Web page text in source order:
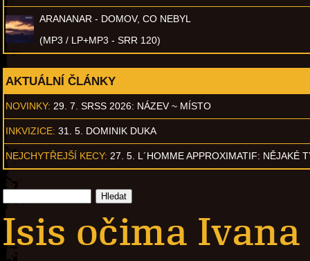
ARANANAR - DOMOV, CO NEBYL
(MP3 / LP+MP3 - SRR 120)
AKTUÁLNÍ ČLÁNKY
NOVINKY: 29. 7. SRSS 2026: NÁZEV ~ MÍSTO
INKVIZICE: 31. 5. DOMINIK DUKA
NEJCHYTŘEJŠÍ KECY: 27. 5. L´HOMME APPROXIMATIF: NĚJAKÉ
Isis očima Ivana